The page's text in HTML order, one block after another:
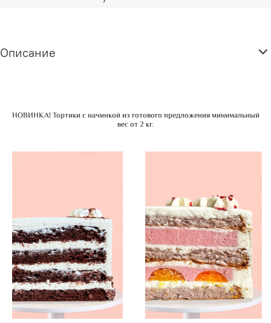
Описание
НОВИНКА! Тортики с начинкой из готового предложения минимальный
вес от 2 кг.